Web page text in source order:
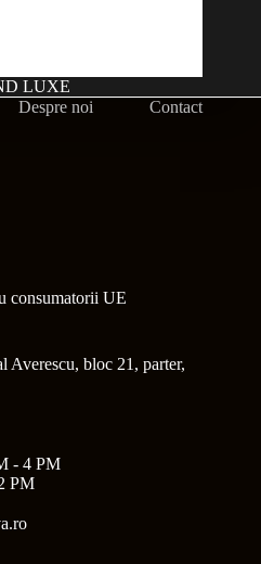
LUXE
Despre noi
Contact
consumatorii UE
Averescu, bloc 21, parter,
- 4 PM
PM